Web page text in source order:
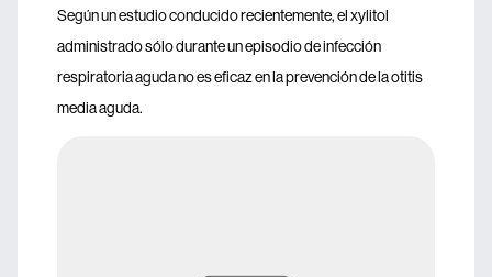
Según un estudio conducido recientemente, el xylitol
administrado sólo durante un episodio de infección
respiratoria aguda no es eficaz en la prevención de la otitis
media aguda.